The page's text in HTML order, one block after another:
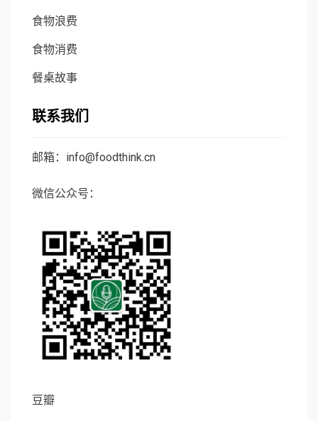
食物浪费
食物消费
餐桌故事
联系我们
邮箱：info@foodthink.cn
微信公众号：
豆瓣